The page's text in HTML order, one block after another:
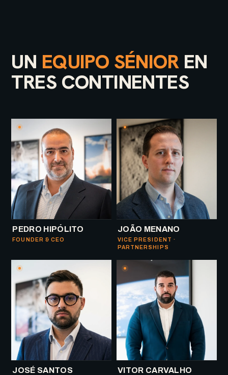
UN EQUIPO SÉNIOR EN
TRES CONTINENTES
PEDRO HIPÓLITO
FOUNDER & CEO
JOÃO MENANO
VICE PRESIDENT ·
PARTNERSHIPS
JOSÉ SANTOS VITOR CARVALHO